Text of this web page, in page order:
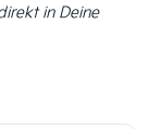
in Deine